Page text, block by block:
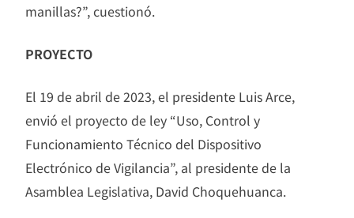
manillas?”, cuestionó.
PROYECTO
El 19 de abril de 2023, el presidente Luis Arce,
envió el proyecto de ley “Uso, Control y
Funcionamiento Técnico del Dispositivo
Electrónico de Vigilancia”, al presidente de la
Asamblea Legislativa, David Choquehuanca.